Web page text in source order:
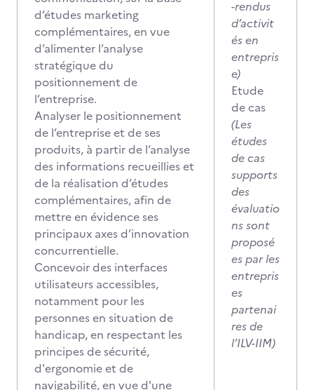
d’études marketing
complémentaires, en vue
d’alimenter l’analyse
stratégique du
positionnement de
l’entreprise.
Analyser le positionnement
de l’entreprise et de ses
produits, à partir de l’analyse
des informations recueillies et
de la réalisation d’études
complémentaires, afin de
mettre en évidence ses
principaux axes d’innovation
concurrentielle.
Concevoir des interfaces
utilisateurs accessibles,
notamment pour les
personnes en situation de
handicap, en respectant les
principes de sécurité,
d'ergonomie et de
navigabilité, en vue d'une
-rendus
d’activit
és en
entrepris
e)
Etude
de cas
(Les
études
de cas
supports
des
évaluatio
ns sont
proposé
es par les
entrepris
es
partenai
res de
l’ILV-IIM)